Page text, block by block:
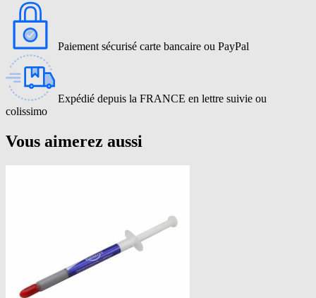
Paiement sécurisé carte bancaire ou PayPal
Expédié depuis la FRANCE en lettre suivie ou
colissimo
Vous aimerez aussi